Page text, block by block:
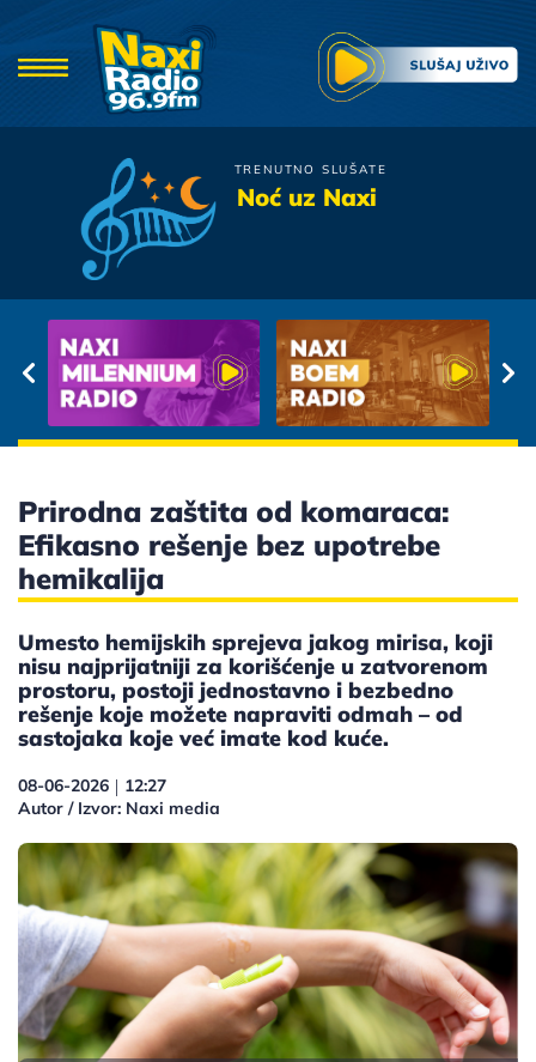
TRENUTNO SLUŠATE
Noć uz NaxiOliver Mandic
Prirodna zaštita od komaraca:
Efikasno rešenje bez upotrebe
hemikalija
Umesto hemijskih sprejeva jakog mirisa, koji
nisu najprijatniji za korišćenje u zatvorenom
prostoru, postoji jednostavno i bezbedno
rešenje koje možete napraviti odmah – od
sastojaka koje već imate kod kuće.
08-06-2026 | 12:27
Autor / Izvor: Naxi media